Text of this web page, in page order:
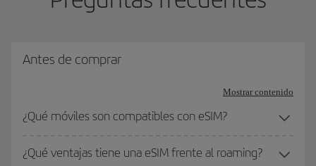
Antes de comprar
Mostrar contenido
¿Qué móviles son compatibles con eSIM?
¿Qué ventajas tiene una eSIM frente al roaming?